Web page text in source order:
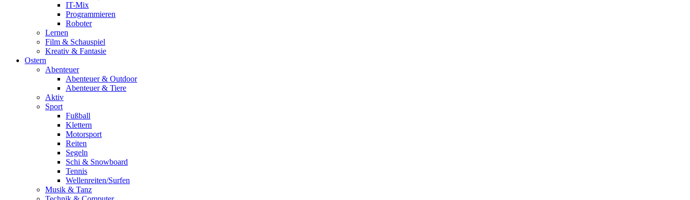
IT-Mix
Programmieren
Roboter
Lernen
Film & Schauspiel
Kreativ & Fantasie
Ostern
Abenteuer
Abenteuer & Outdoor
Abenteuer & Tiere
Aktiv
Sport
Fußball
Klettern
Motorsport
Reiten
Segeln
Schi & Snowboard
Tennis
Wellenreiten/Surfen
Musik & Tanz